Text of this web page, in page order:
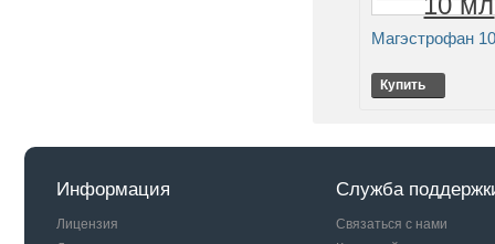
Магэстрофан
Купить
Информация
Лицензия
Служба
Связаться с нами